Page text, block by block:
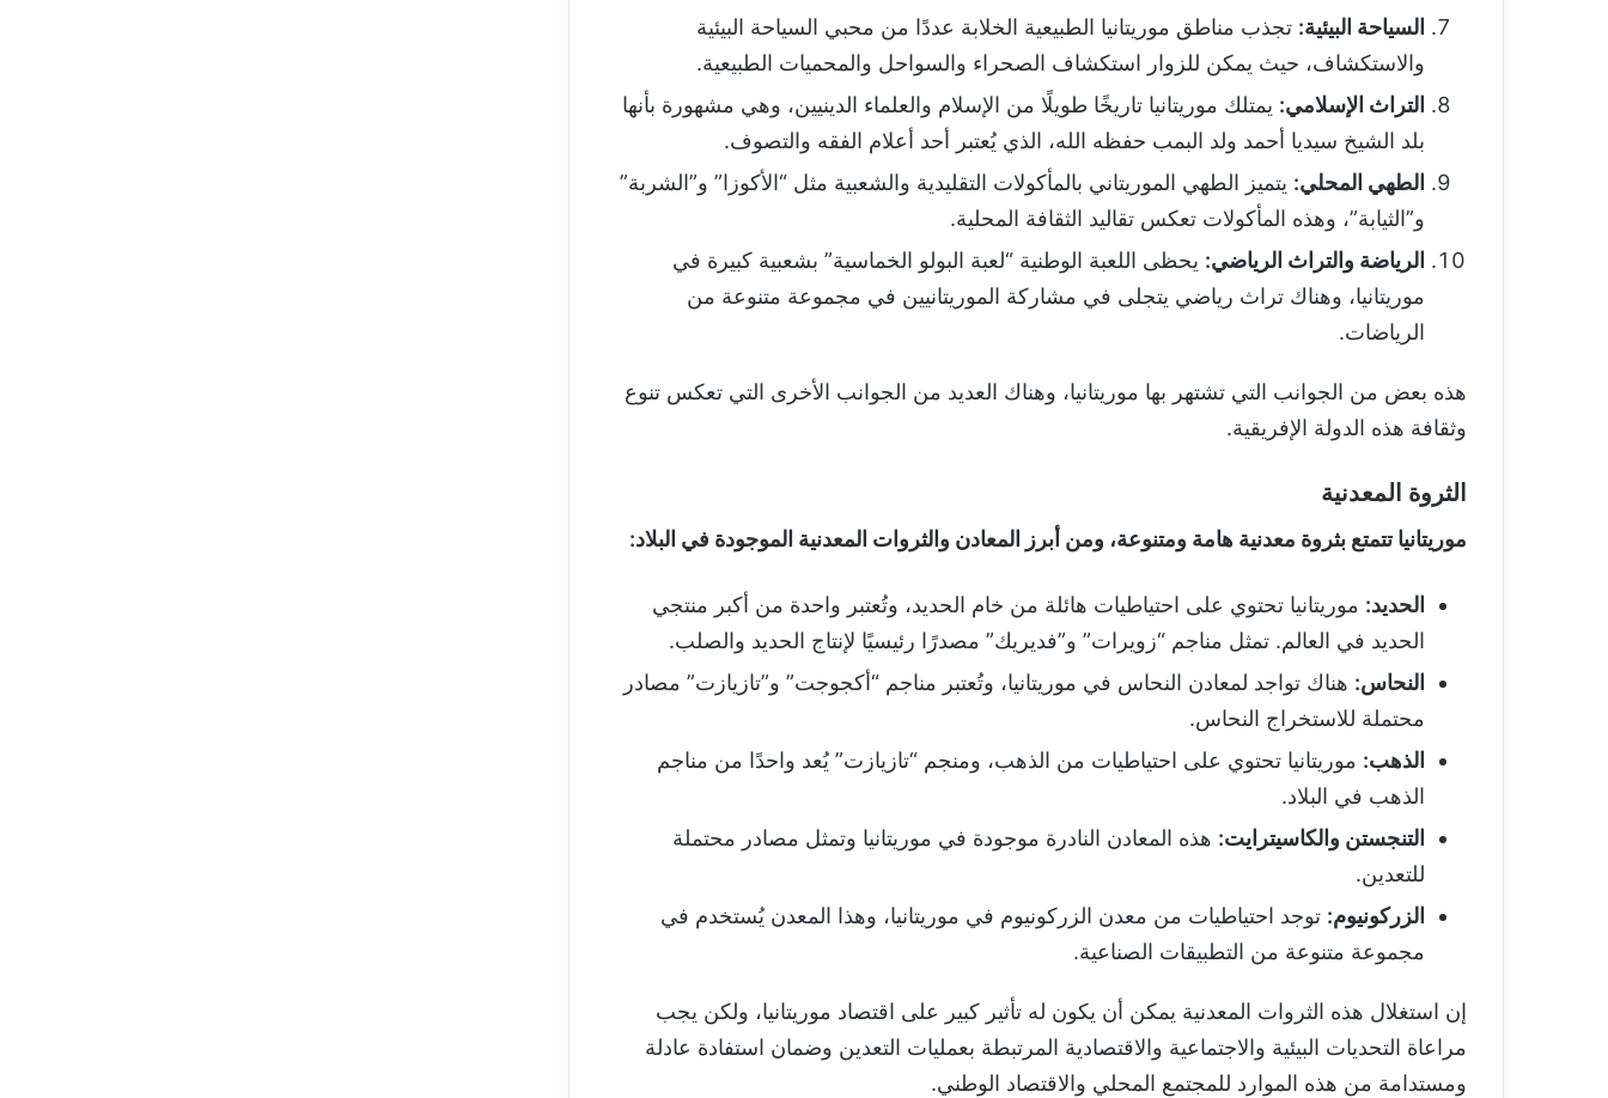
السياحة البيئية: تجذب مناطق موريتانيا الطبيعية الخلابة عددًا من محبي السياحة البيئية
والاستكشاف، حيث يمكن للزوار استكشاف الصحراء والسواحل والمحميات الطبيعية.
التراث الإسلامي: يمتلك موريتانيا تاريخًا طويلًا من الإسلام والعلماء الدينيين، وهي مشهورة بأنها
بلد الشيخ سيديا أحمد ولد البمب حفظه الله، الذي يُعتبر أحد أعلام الفقه والتصوف.
الطهي المحلي: يتميز الطهي الموريتاني بالمأكولات التقليدية والشعبية مثل “الأكوزا” و”الشربة”
و”الثيابة”، وهذه المأكولات تعكس تقاليد الثقافة المحلية.
الرياضة والتراث الرياضي: يحظى اللعبة الوطنية “لعبة البولو الخماسية” بشعبية كبيرة في
موريتانيا، وهناك تراث رياضي يتجلى في مشاركة الموريتانيين في مجموعة متنوعة من
الرياضات.
هذه بعض من الجوانب التي تشتهر بها موريتانيا، وهناك العديد من الجوانب الأخرى التي تعكس تنوع
وثقافة هذه الدولة الإفريقية.
الثروة المعدنية
موريتانيا تتمتع بثروة معدنية هامة ومتنوعة، ومن أبرز المعادن والثروات المعدنية الموجودة في البلاد:
الحديد: موريتانيا تحتوي على احتياطيات هائلة من خام الحديد، وتُعتبر واحدة من أكبر منتجي
الحديد في العالم. تمثل مناجم “زويرات” و”فديريك” مصدرًا رئيسيًا لإنتاج الحديد والصلب.
النحاس: هناك تواجد لمعادن النحاس في موريتانيا، وتُعتبر مناجم “أكجوجت” و”تازيازت” مصادر
محتملة للاستخراج النحاس.
الذهب: موريتانيا تحتوي على احتياطيات من الذهب، ومنجم “تازيازت” يُعد واحدًا من مناجم
الذهب في البلاد.
التنجستن والكاسيترايت: هذه المعادن النادرة موجودة في موريتانيا وتمثل مصادر محتملة
للتعدين.
الزركونيوم: توجد احتياطيات من معدن الزركونيوم في موريتانيا، وهذا المعدن يُستخدم في
مجموعة متنوعة من التطبيقات الصناعية.
إن استغلال هذه الثروات المعدنية يمكن أن يكون له تأثير كبير على اقتصاد موريتانيا، ولكن يجب
مراعاة التحديات البيئية والاجتماعية والاقتصادية المرتبطة بعمليات التعدين وضمان استفادة عادلة
ومستدامة من هذه الموارد للمجتمع المحلي والاقتصاد الوطني.